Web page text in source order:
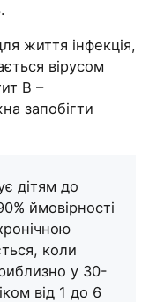
життя інфекція,
вірусом
В –
запобігти
дітям до
ймовірності
коли
у 30-
від 1 до 6